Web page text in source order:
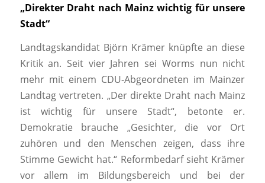
„Direkter Draht nach Mainz wichtig für unsere
Stadt“
Landtagskandidat Björn Krämer knüpfte an diese
Kritik an. Seit vier Jahren sei Worms nun nicht
mehr mit einem CDU-Abgeordneten im Mainzer
Landtag vertreten. „Der direkte Draht nach Mainz
ist wichtig für unsere Stadt“, betonte er.
Demokratie brauche „Gesichter, die vor Ort
zuhören und den Menschen zeigen, dass ihre
Stimme Gewicht hat.“ Reformbedarf sieht Krämer
vor allem im Bildungsbereich und bei der